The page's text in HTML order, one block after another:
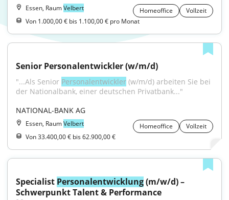
Essen, RaumVelbert Homeoffice
Vollzeit
Von 1.000,00 € bis 1.100,00 € pro Monat
Senior Personalentwickler (w/m/d)
"...Als Senior Personalentwickler (w/m/d) arbeiten Sie bei
der Nationalbank, einer deutschen Privatbank..."
NATIONAL-BANK AG
Essen, RaumVelbert Homeoffice
Vollzeit
Von 33.400,00 € bis 62.900,00 €
Specialist Personalentwicklung (m/w/d) –
Schwerpunkt Talent & Performance